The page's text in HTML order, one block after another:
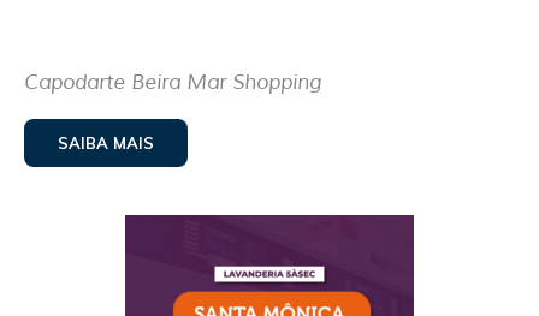
Capodarte Beira Mar Shopping
SAIBA MAIS